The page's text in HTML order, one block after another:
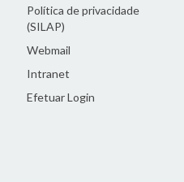
Política de privacidade
(SILAP)
Webmail
Intranet
Efetuar Login